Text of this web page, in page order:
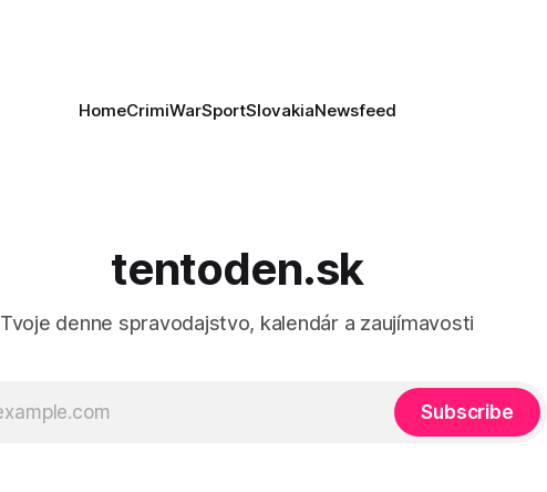
HomeCrimiWarSportSlovakiaNewsfeed
tentoden.sk
Tvoje denne spravodajstvo, kalendár a zaujímavosti
Subscribe